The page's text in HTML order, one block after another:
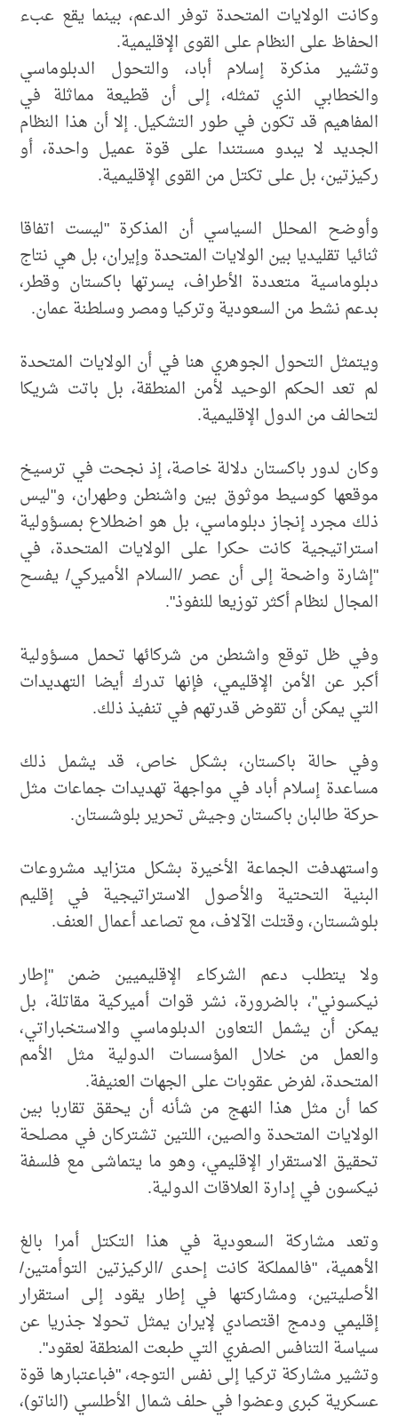
وكانت الولايات المتحدة توفر الدعم، بينما يقع عبء
الحفاظ على النظام على القوى الإقليمية.
وتشير مذكرة إسلام أباد، والتحول الدبلوماسي
والخطابي الذي تمثله، إلى أن قطيعة مماثلة في
المفاهيم قد تكون في طور التشكيل. إلا أن هذا النظام
الجديد لا يبدو مستندا على قوة عميل واحدة، أو
ركيزتين، بل على تكتل من القوى الإقليمية.
وأوضح المحلل السياسي أن المذكرة "ليست اتفاقا
ثنائيا تقليديا بين الولايات المتحدة وإيران، بل هي نتاج
دبلوماسية متعددة الأطراف، يسرتها باكستان وقطر،
بدعم نشط من السعودية وتركيا ومصر وسلطنة عمان.
ويتمثل التحول الجوهري هنا في أن الولايات المتحدة
لم تعد الحكم الوحيد لأمن المنطقة، بل باتت شريكا
لتحالف من الدول الإقليمية.
وكان لدور باكستان دلالة خاصة، إذ نجحت في ترسيخ
موقعها كوسيط موثوق بين واشنطن وطهران، و"ليس
ذلك مجرد إنجاز دبلوماسي، بل هو اضطلاع بمسؤولية
استراتيجية كانت حكرا على الولايات المتحدة، في
"إشارة واضحة إلى أن عصر /السلام الأميركي/ يفسح
المجال لنظام أكثر توزيعا للنفوذ".
وفي ظل توقع واشنطن من شركائها تحمل مسؤولية
أكبر عن الأمن الإقليمي، فإنها تدرك أيضا التهديدات
التي يمكن أن تقوض قدرتهم في تنفيذ ذلك.
وفي حالة باكستان، بشكل خاص، قد يشمل ذلك
مساعدة إسلام أباد في مواجهة تهديدات جماعات مثل
حركة طالبان باكستان وجيش تحرير بلوشستان.
واستهدفت الجماعة الأخيرة بشكل متزايد مشروعات
البنية التحتية والأصول الاستراتيجية في إقليم
بلوشستان، وقتلت الآلاف، مع تصاعد أعمال العنف.
ولا يتطلب دعم الشركاء الإقليميين ضمن "إطار
نيكسوني"، بالضرورة، نشر قوات أميركية مقاتلة، بل
يمكن أن يشمل التعاون الدبلوماسي والاستخباراتي،
والعمل من خلال المؤسسات الدولية مثل الأمم
المتحدة، لفرض عقوبات على الجهات العنيفة.
كما أن مثل هذا النهج من شأنه أن يحقق تقاربا بين
الولايات المتحدة والصين، اللتين تشتركان في مصلحة
تحقيق الاستقرار الإقليمي، وهو ما يتماشى مع فلسفة
نيكسون في إدارة العلاقات الدولية.
وتعد مشاركة السعودية في هذا التكتل أمرا بالغ
الأهمية، "فالمملكة كانت إحدى /الركيزتين التوأمتين/
الأصليتين، ومشاركتها في إطار يقود إلى استقرار
إقليمي ودمج اقتصادي لإيران يمثل تحولا جذريا عن
سياسة التنافس الصفري التي طبعت المنطقة لعقود".
وتشير مشاركة تركيا إلى نفس التوجه، "فباعتبارها قوة
عسكرية كبرى وعضوا في حلف شمال الأطلسي (الناتو)،